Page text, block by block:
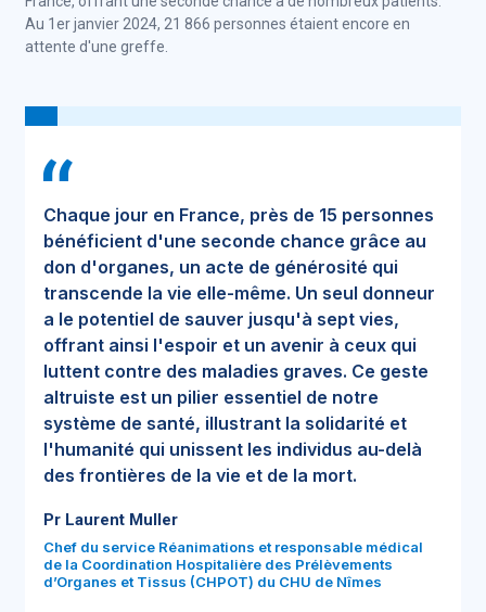
Au 1er janvier 2024, 21 866 personnes étaient encore en
attente d'une greffe.
Chaque jour en France, près de 15 personnes
bénéficient d'une seconde chance grâce au
don d'organes, un acte de générosité qui
transcende la vie elle-même. Un seul donneur
a le potentiel de sauver jusqu'à sept vies,
offrant ainsi l'espoir et un avenir à ceux qui
luttent contre des maladies graves. Ce geste
altruiste est un pilier essentiel de notre
système de santé, illustrant la solidarité et
l'humanité qui unissent les individus au-delà
des frontières de la vie et de la mort.
Pr Laurent Muller
Chef du service Réanimations et responsable médical
de la Coordination Hospitalière des Prélèvements
d’Organes et Tissus (CHPOT) du CHU de Nîmes